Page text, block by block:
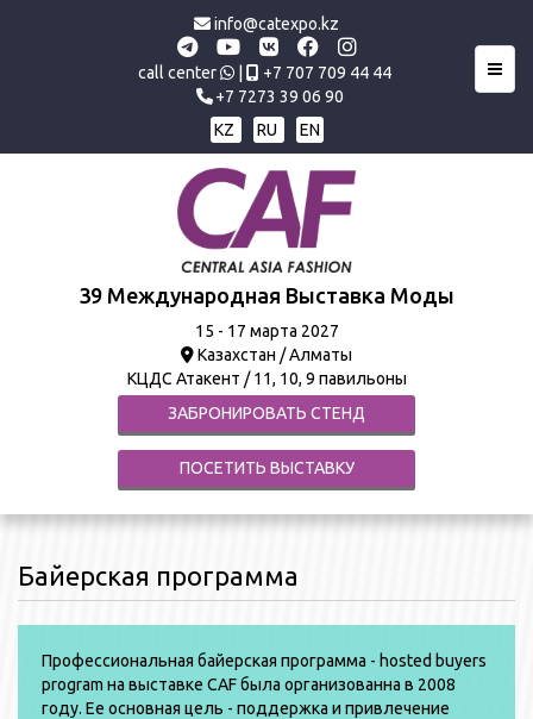
info@catexpo.kz
call center
+7 707 709 44 44
+7 7273 39 06 90
KZ
RU EN
39 Международная Выставка Моды
15 - 17 марта 2027
Казахстан / Алматы
КЦДС Атакент / 11, 10, 9 павильоны
ЗАБРОНИРОВАТЬ СТЕНД
ПОСЕТИТЬ ВЫСТАВКУ
Байерская программа
Профессиональная байерская программа - hosted buyers
program на выставке CAF была организованна в 2008
году. Ее основная цель - поддержка и привлечение